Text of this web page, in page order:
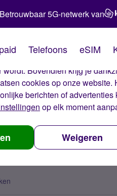
van Simyo
op onze website. Met
wordt. Bovendien krijg je
cookies op onze
berichten of
op elk moment
Weigeren
Betrouwbaar 5G-netwerk van
Telefoons eSIM